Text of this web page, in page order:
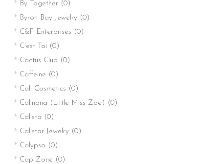
By Together (0)
Byron Bay Jewelry (0)
C&F Enterprises (0)
C'est Toi (0)
Cactus Club (0)
Caffeine (0)
Cali Cosmetics (0)
Calinana (Little Miss Zoe) (0)
Calista (0)
Calistar Jewelry (0)
Calypso (0)
Cap Zone (0)